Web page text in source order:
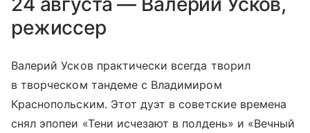
режиссер
Валерий Усков практически всегда творил
в творческом тандеме с Владимиром
Краснопольским. Этот дуэт в советские времена
снял эпопеи «Тени исчезают в полдень» и «Вечный